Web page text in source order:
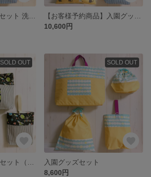
10,600円
SOLD OUT SOLD OUT
入園グッズセット
8,600円